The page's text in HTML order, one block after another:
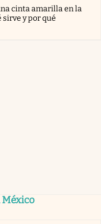
cinta amarilla en la
sirve y por qué
México